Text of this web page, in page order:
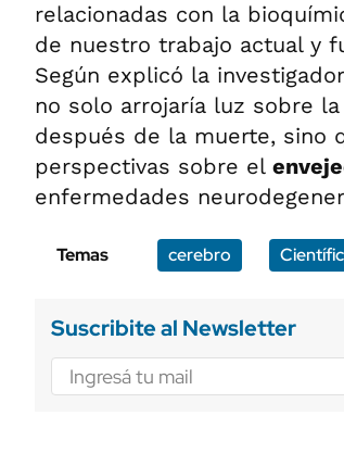
relacionadas con la
de nuestro trabajo actual y
Según explicó la
no solo arrojaría luz sobre la
después de la muerte, sino
perspectivas sobre el
enfermedades
Temas cerebro
Suscribite al Newsletter